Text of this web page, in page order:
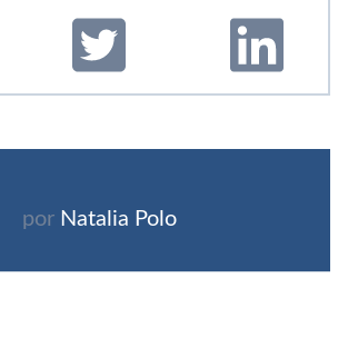
por Natalia Polo